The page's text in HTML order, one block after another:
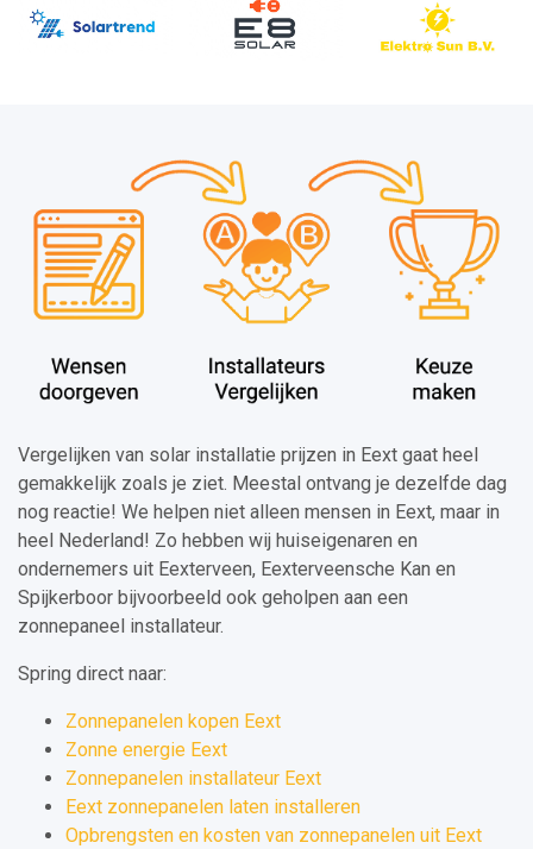
Vergelijken van solar installatie prijzen in Eext gaat heel
gemakkelijk zoals je ziet. Meestal ontvang je dezelfde dag
nog reactie! We helpen niet alleen mensen in Eext, maar in
heel Nederland! Zo hebben wij huiseigenaren en
ondernemers uit Eexterveen, Eexterveensche Kan en
Spijkerboor bijvoorbeeld ook geholpen aan een
zonnepaneel installateur.
Spring direct naar:
Zonnepanelen kopen Eext
Zonne energie Eext
Zonnepanelen installateur Eext
Eext zonnepanelen laten installeren
Opbrengsten en kosten van zonnepanelen uit Eext